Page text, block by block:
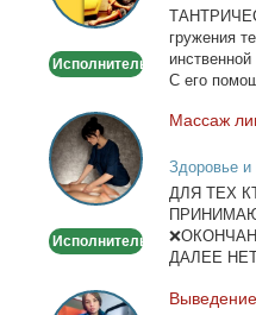
Исполнитель
гру­же­ния
С его
Массаж
лица
и
тела
Исполнитель
Мас­саж
Здоровье и
ДЛЯ ТЕХ
ДАЛЕЕ
Выведение